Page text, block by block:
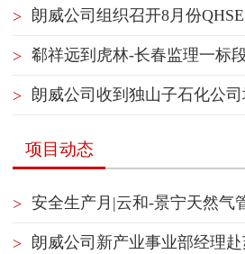
焦项目经理管
里落地执行”“聚
通”为抓手，坚
项目管理重塑与
10日首次跨事
后，7月30日，
> 朗威公司组织召开8月份QHSE监督检
> 郗祥远到虎林-长春监理一标
> 朗威公司收到独山子石化公司塔里木120万吨/年二期乙烯项目开工
项目动态
> 安全生产月|云和-景宁天然气管道监理部组织开展生产安全
> 朗威公司新产业事业部经理赴苏里格气田项目群开展QHSE专项督